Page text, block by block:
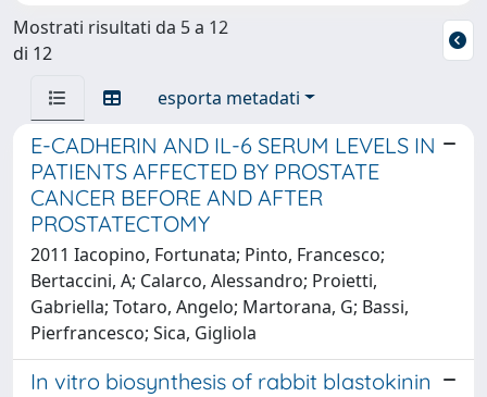
Mostrati risultati da 5 a 12
di 12
esporta metadati
E-CADHERIN AND IL-6 SERUM LEVELS IN
PATIENTS AFFECTED BY PROSTATE
CANCER BEFORE AND AFTER
PROSTATECTOMY
2011 Iacopino, Fortunata; Pinto, Francesco;
Bertaccini, A; Calarco, Alessandro; Proietti,
Gabriella; Totaro, Angelo; Martorana, G; Bassi,
Pierfrancesco; Sica, Gigliola
In vitro biosynthesis of rabbit blastokinin